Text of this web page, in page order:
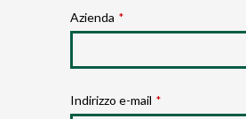
Azienda *
Indirizzo e-mail *